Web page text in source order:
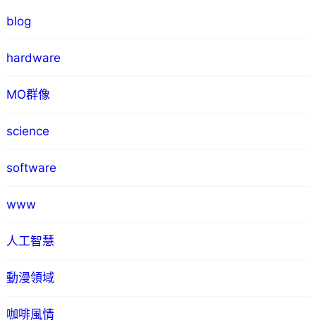
blog
hardware
MO群像
science
software
www
人工智慧
動漫領域
咖啡風情